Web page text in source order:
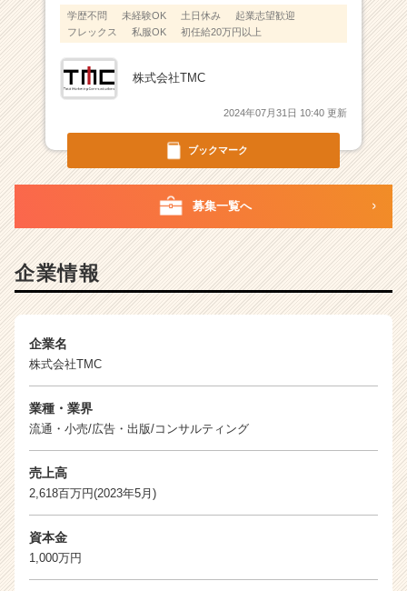
ベ
ン
ャ
長
業
か
ら
ス
ト
キ
ャ
ブックマーク
学歴不問 未経験OK 土日休み
起業志望歓迎
フレックス
私服OK 初任給20万円以上
株式会社TMC
2024年07月31日 10:40 更新
募集一覧へ
企業情報
企業名
株式会社TMC
業種・業界
流通・小売/広告・出版/コンサルティング
売上高
2,618百万円(2023年5月)
資本金
1,000万円